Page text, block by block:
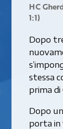
HC
1:1)
Dopo
stessa
prima di
Dopo
porta in